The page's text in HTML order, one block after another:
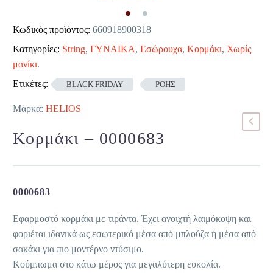
Κωδικός προϊόντος: 660918900318
Κατηγορίες: String, ΓΥΝΑΙΚΑ, Εσώρουχα, Κορμάκι, Χωρίς
μανίκι.
Ετικέτες:
BLACK FRIDAY ΡΟΗΣ
Μάρκα: HELIOS
Κορμάκι – 0000683
0000683
Εφαρμοστό κορμάκι με τιράντα. Έχει ανοιχτή λαιμόκοψη και
φοριέται ιδανικά ως εσωτερικό μέσα από μπλούζα ή μέσα από
σακάκι για πιο μοντέρνο ντύσιμο.
Κούμπωμα στο κάτω μέρος για μεγαλύτερη ευκολία.